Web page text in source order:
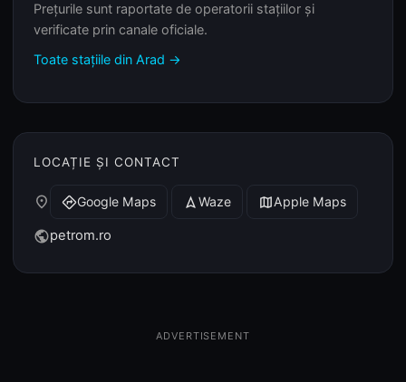
Prețurile sunt raportate de operatorii stațiilor și
verificate prin canale oficiale.
Toate stațiile din Arad →
LOCAȚIE ȘI CONTACT
place directionsGoogle Maps navigation Waze mapApple Maps
publicpetrom.ro
ADVERTISEMENT